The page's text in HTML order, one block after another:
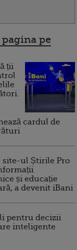
pe
ții
cardul de
site-ul Știrile Pro
și educație
a devenit iBani
pentru decizii
inteligente